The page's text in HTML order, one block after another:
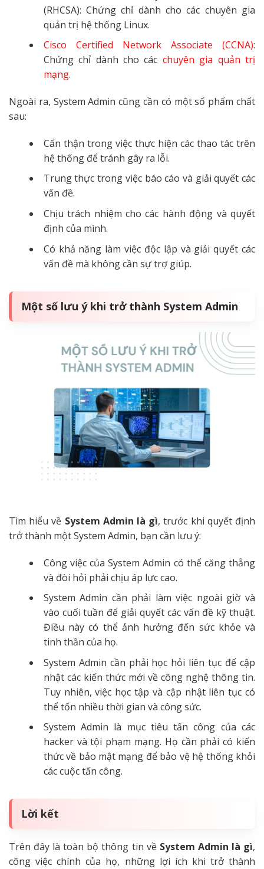
(RHCSA): Chứng chỉ dành cho các chuyên gia
quản trị hệ thống Linux.
Cisco Certified Network Associate (CCNA):
Chứng chỉ dành cho các chuyên gia quản trị
mạng.
Ngoài ra, System Admin cũng cần có một số phẩm chất
sau:
Cẩn thận trong việc thực hiện các thao tác trên
hệ thống để tránh gây ra lỗi.
Trung thực trong việc báo cáo và giải quyết các
vấn đề.
Chịu trách nhiệm cho các hành động và quyết
định của mình.
Có khả năng làm việc độc lập và giải quyết các
vấn đề mà không cần sự trợ giúp.
Một số lưu ý khi trở thành System Admin
Tìm hiểu về System Admin là gì, trước khi quyết định
trở thành một System Admin, bạn cần lưu ý:
Công việc của System Admin có thể căng thẳng
và đòi hỏi phải chịu áp lực cao.
System Admin cần phải làm việc ngoài giờ và
vào cuối tuần để giải quyết các vấn đề kỹ thuật.
Điều này có thể ảnh hưởng đến sức khỏe và
tinh thần của họ.
System Admin cần phải học hỏi liên tục để cập
nhật các kiến thức mới về công nghệ thông tin.
Tuy nhiên, việc học tập và cập nhật liên tục có
thể tốn nhiều thời gian và công sức.
System Admin là mục tiêu tấn công của các
hacker và tội phạm mạng. Họ cần phải có kiến
thức về bảo mật mạng để bảo vệ hệ thống khỏi
các cuộc tấn công.
Lời kết
Trên đây là toàn bộ thông tin về System Admin là gì,
công việc chính của họ, những lợi ích khi trở thành